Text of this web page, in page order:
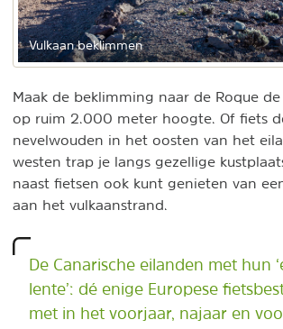
Vulkaan beklimmen
Maak de beklimming naar de Roque
op ruim 2.000 meter hoogte. Of fiets
nevelwouden in het oosten van het
westen trap je langs gezellige
naast fietsen ook kunt genieten van
aan het vulkaanstrand.
De Canarische eilanden met hun
lente’: dé enige Europese
met in het voorjaar, najaar en